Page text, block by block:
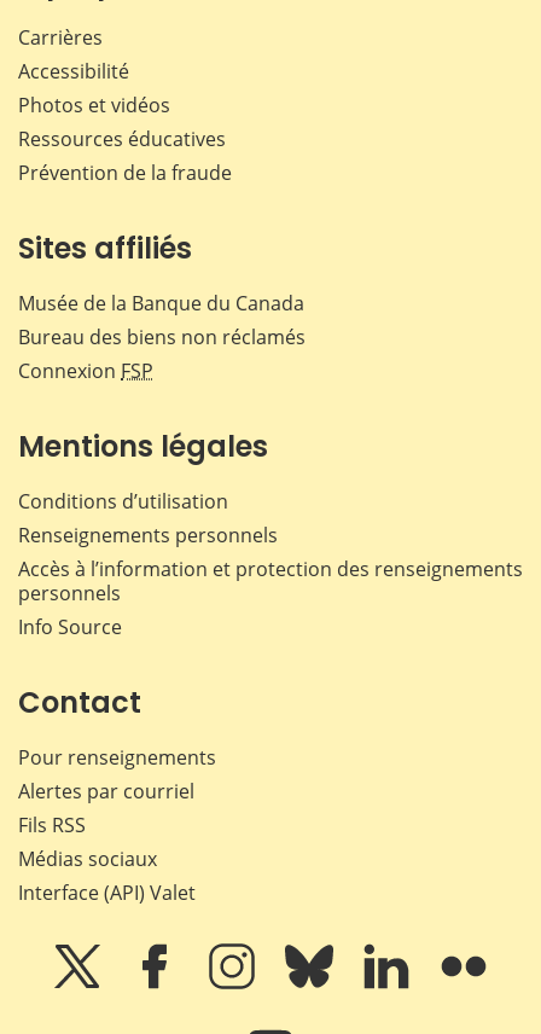
Carrières
Accessibilité
Photos et vidéos
Ressources éducatives
Prévention de la fraude
Sites affiliés
Musée de la Banque du Canada
Bureau des biens non réclamés
Connexion FSP
Mentions légales
Conditions d’utilisation
Renseignements personnels
Accès à l’information et protection des renseignements
personnels
Info Source
Contact
Pour renseignements
Alertes par courriel
Fils RSS
Médias sociaux
Interface (API) Valet